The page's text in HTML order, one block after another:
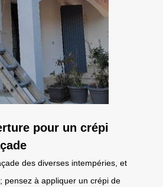
pour un crépi
des diverses intempéries, et
pensez à appliquer un crépi de